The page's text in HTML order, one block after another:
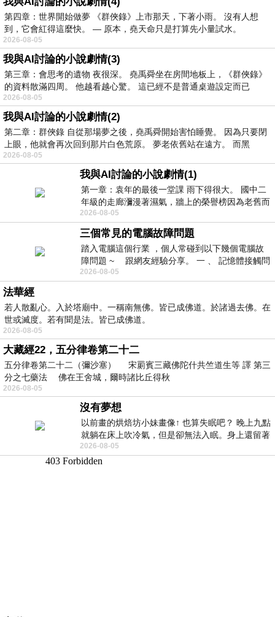
第四章：世界開始做夢 《群俠錄》上市那天，下著小雨。 沒有人想
到，它會紅得這麼快。 — 原本，堯天命只是打算先小量試水。
2026-08-05
我與AI討論的小說劇情(3)
第三章：會思考的遺物 夜很深。 堯禹舜坐在房間地板上，《群俠錄》
的資料散滿四周。 他越看越心驚。 這已經不是普通桌遊設定而已
2026-08-05
我與AI討論的小說劇情(2)
第二章：群俠錄 自從那場夢之後，堯禹舜開始害怕睡覺。 因為只要閉
上眼，他就會再次回到那片白色荒原。 夢老依舊站在遠方。 而黑
2026-08-05
我與AI討論的小說劇情(1)
第一章：袁年的最後一堂課 雨下得很大。 國中二
年級的走廊瀰漫著濕氣，牆上的榮譽榜因為老舊而
微微捲起。 堯禹舜站在辦公室外，手
2026-08-05
三個常見的電腦故障問題
踏入電腦這個行業 ，個人常碰到以下幾個電腦故
障問題 ~ 跟網友經驗分享。 一 、 記憶體接觸問
題 : 記憶體即
2026-08-05
法華經
若人散亂心。入於塔廟中。一稱南無佛。皆已成佛道。於諸過去佛。在
世或滅度。若有聞是法。皆已成佛道。
2026-08-05
大藏經22，五分律卷第二十二
五分律卷第二十二（彌沙塞） 宋罽賓三藏佛陀什共竺道生等 譯 第三
分之七藥法 佛在王舍城，爾時諸比丘得秋
2026-08-05
沒有夢想
以前畫的烘焙坊小妹畫像↑ 也算失眠吧？ 晚上九點
就躺在床上吹冷氣，但是卻無法入眠。身上還留著
四點多跑的六公里的疲
2026-08-05